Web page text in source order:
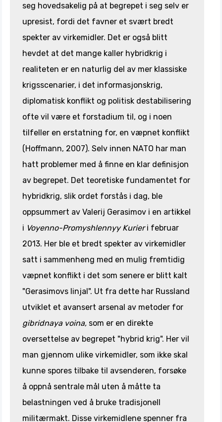
seg hovedsakelig på at begrepet i seg selv er
upresist, fordi det favner et svært bredt
spekter av virkemidler. Det er også blitt
hevdet at det mange kaller hybridkrig i
realiteten er en naturlig del av mer klassiske
krigsscenarier, i det informasjonskrig,
diplomatisk konflikt og politisk destabilisering
ofte vil være et forstadium til, og i noen
tilfeller en erstatning for, en væpnet konflikt
(Hoffmann, 2007). Selv innen NATO har man
hatt problemer med å finne en klar definisjon
av begrepet. Det teoretiske fundamentet for
hybridkrig, slik ordet forstås i dag, ble
oppsummert av Valerij Gerasimov i en artikkel
i Voyenno-Promyshlennyy Kurieri februar
2013. Her ble et bredt spekter av virkemidler
satt i sammenheng med en mulig fremtidig
væpnet konflikt i det som senere er blitt kalt
"Gerasimovs linjal". Ut fra dette har Russland
utviklet et avansert arsenal av metoder for
gibridnaya voina, som er en direkte
oversettelse av begrepet "hybrid krig". Her vil
man gjennom ulike virkemidler, som ikke skal
kunne spores tilbake til avsenderen, forsøke
å oppnå sentrale mål uten å måtte ta
belastningen ved å bruke tradisjonell
militærmakt. Disse virkemidlene spenner fra